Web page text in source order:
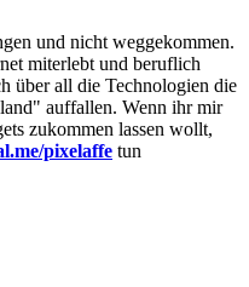
und nicht weggekommen.
miterlebt und beruflich
über all die Technologien die
auffallen. Wenn ihr mir
zukommen lassen wollt,
pixelaffe tun